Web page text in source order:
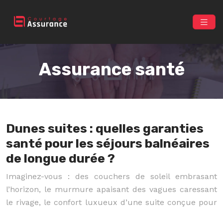
Assurance santé
Dunes suites : quelles garanties
santé pour les séjours balnéaires
de longue durée ?
Imaginez-vous : des couchers de soleil embrasant
l’horizon, le murmure apaisant des vagues caressant
le rivage, le confort luxueux d’une suite conçue pour